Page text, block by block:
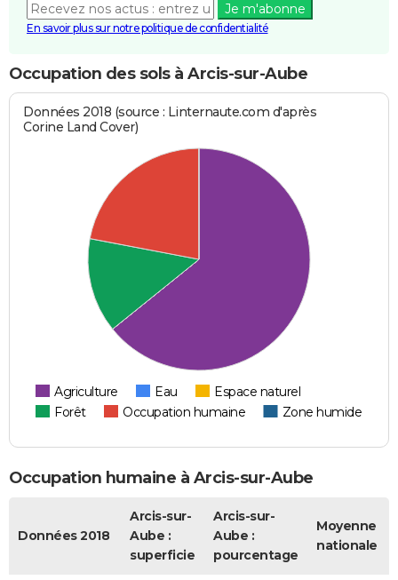
Je m'abonne
En savoir plus sur notre politique de confidentialité
Occupation des sols à Arcis-sur-Aube
Données 2018 (source : Linternaute.com d'après
Corine Land Cover)
Agriculture Eau
Espace naturel
Forêt
Occupation humaine Zone humide
Occupation humaine à Arcis-sur-Aube
Données 2018
Arcis-sur-
Aube :
superficie
Arcis-sur-
Aube :
pourcentage
Moyenne
nationale